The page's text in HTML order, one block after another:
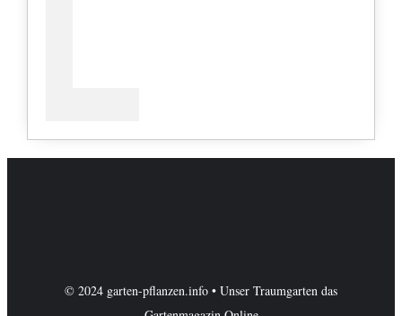
© 2024 garten-pflanzen.info • Unser Traumgarten das